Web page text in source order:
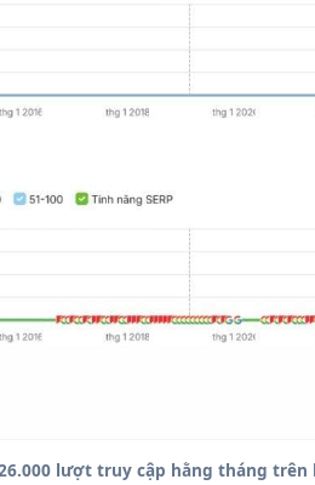
lượt truy cập hằng tháng trên